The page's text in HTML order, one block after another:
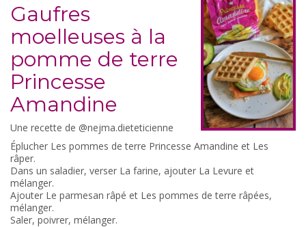
Gaufres
moelleuses à la
pomme de terre
Princesse
Amandine
Une recette de @nejma.dieteticienne
Éplucher Les pommes de terre Princesse Amandine et Les
râper.
Dans un saladier, verser La farine, ajouter La Levure et
mélanger.
Ajouter Le parmesan râpé et Les pommes de terre râpées,
mélanger.
Saler, poivrer, mélanger.